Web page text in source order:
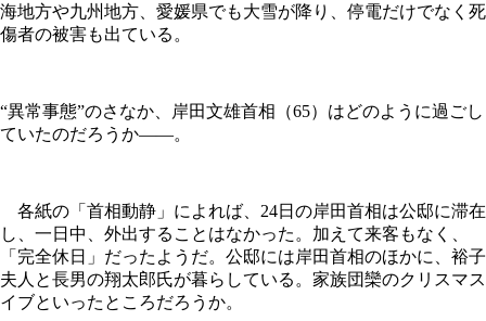
海地方や九州地方、愛媛県でも大雪が降り、停電だけでなく死
傷者の被害も出ている。
“異常事態”のさなか、岸田文雄首相（65）はどのように過ごし
ていたのだろうか――。
各紙の「首相動静」によれば、24日の岸田首相は公邸に滞在
し、一日中、外出することはなかった。加えて来客もなく、
「完全休日」だったようだ。公邸には岸田首相のほかに、裕子
夫人と長男の翔太郎氏が暮らしている。家族団欒のクリスマス
イブといったところだろうか。